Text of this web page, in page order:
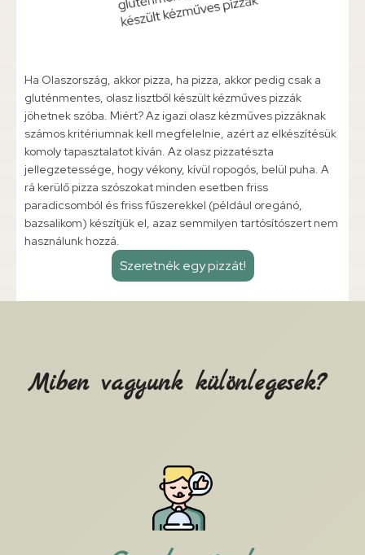
Ha Olaszország, akkor pizza, ha pizza, akkor pedig csak a
gluténmentes, olasz lisztből készült kézműves pizzák
jöhetnek szóba. Miért? Az igazi olasz kézműves pizzáknak
számos kritériumnak kell megfelelnie, azért az elkészítésük
komoly tapasztalatot kíván. Az olasz pizzatészta
jellegzetessége, hogy vékony, kívül ropogós, belül puha. A
rá kerülő pizza szószokat minden esetben friss
paradicsomból és friss fűszerekkel (például oregánó,
bazsalikom) készítjük el, azaz semmilyen tartósítószert nem
használunk hozzá.
Szeretnék egy pizzát!
Miben vagyunk különlegesek?